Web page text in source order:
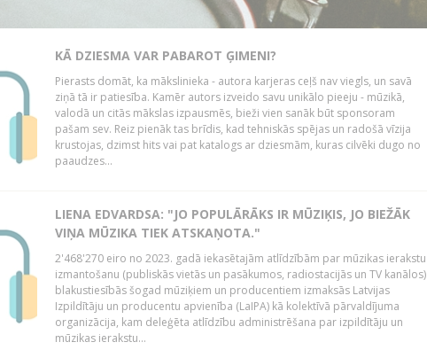
KĀ DZIESMA VAR PABAROT ĢIMENI?
Pierasts domāt, ka mākslinieka - autora karjeras ceļš nav viegls, un savā
ziņā tā ir patiesība. Kamēr autors izveido savu unikālo pieeju - mūzikā,
valodā un citās mākslas izpausmēs, bieži vien sanāk būt sponsoram
pašam sev. Reiz pienāk tas brīdis, kad tehniskās spējas un radošā vīzija
krustojas, dzimst hits vai pat katalogs ar dziesmām, kuras cilvēki dugo no
paaudzes...
LIENA EDVARDSA: "JO POPULĀRĀKS IR MŪZIĶIS, JO BIEŽĀK
VIŅA MŪZIKA TIEK ATSKAŅOTA."
2'468'270 eiro no 2023. gadā iekasētajām atlīdzībām par mūzikas ierakstu
izmantošanu (publiskās vietās un pasākumos, radiostacijās un TV kanālos)
blakustiesībās šogad mūziķiem un producentiem izmaksās Latvijas
Izpildītāju un producentu apvienība (LaIPA) kā kolektīvā pārvaldījuma
organizācija, kam deleģēta atlīdzību administrēšana par izpildītāju un
mūzikas ierakstu...